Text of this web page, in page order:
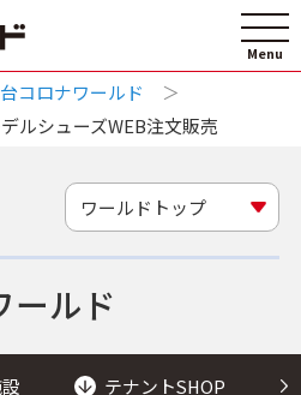
コロナワールド
ルシューズWEB注文販売
ールド
ワールドトップ
テナントSHOP